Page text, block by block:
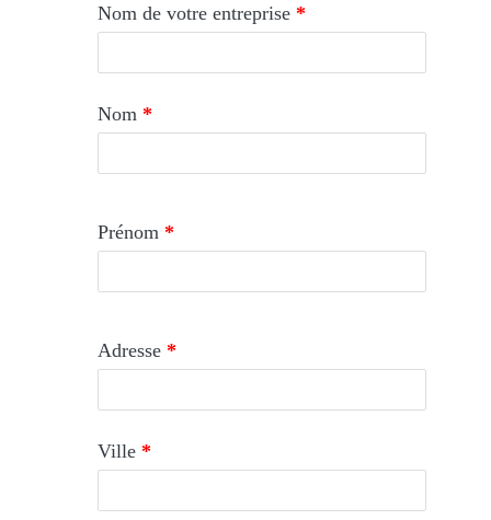
Nom de votre entreprise *
Nom *
Prénom *
Adresse *
Ville *